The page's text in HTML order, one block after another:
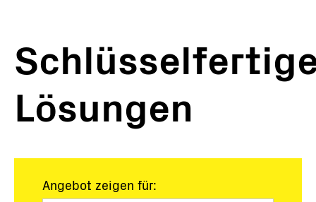
Lösungen
Angebot zeigen für: